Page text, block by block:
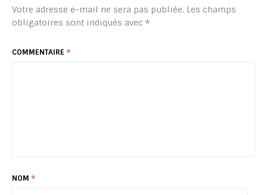
Votre adresse e-mail ne sera pas publiée. Les champs
obligatoires sont indiqués avec *
COMMENTAIRE *
NOM *